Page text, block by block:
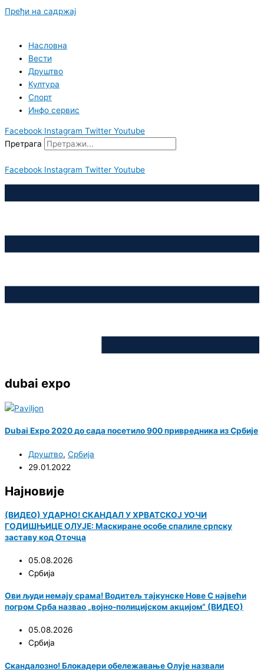
Пређи на садржај
Насловна
Вести
Друштво
Култура
Спорт
Инфо сервис
Facebook Instagram Twitter Youtube
Претрага
Facebook Instagram Twitter Youtube
dubai expo
Dubai Expo 2020 до сада посетило 900 привредника из Србије
Друштво, Србија
29.01.2022
Најновије
(ВИДЕО) УДАРНО! СКАНДАЛ У ХРВАТСКОЈ УОЧИ
ГОДИШЊИЦЕ ОЛУЈЕ: Маскиране особе спалиле српску
заставу код Оточца
05.08.2026
Србија
Ови људи немају срама! Водитељ тајкунске Нове С највећи
погром Срба назвао „војно-полицијском акцијом“ (ВИДЕО)
05.08.2026
Србија
Скандалозно! Блокадери обележавање Олује назвали